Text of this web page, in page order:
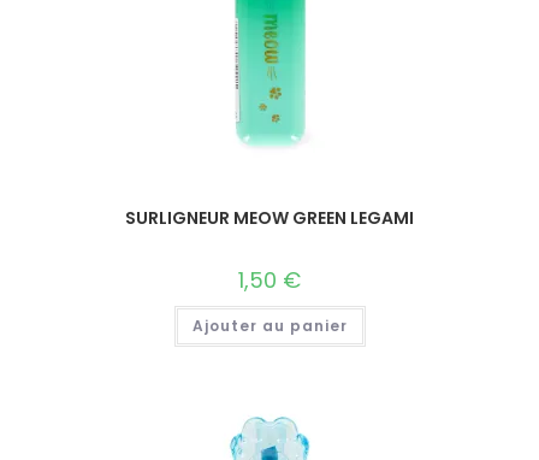
SURLIGNEUR MEOW GREEN LEGAMI
1,50 €
Ajouter au panier